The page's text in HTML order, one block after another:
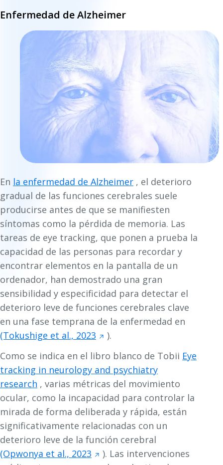
Enfermedad de Alzheimer
En la enfermedad de Alzheimer , el deterioro
gradual de las funciones cerebrales suele
producirse antes de que se manifiesten
síntomas como la pérdida de memoria. Las
tareas de eye tracking, que ponen a prueba la
capacidad de las personas para recordar y
encontrar elementos en la pantalla de un
ordenador, han demostrado una gran
sensibilidad y especificidad para detectar el
deterioro leve de funciones cerebrales clave
en una fase temprana de la enfermedad en
(Tokushige et al., 2023
).
Como se indica en el libro blanco de Tobii Eye
tracking in neurology and psychiatry
research , varias métricas del movimiento
ocular, como la incapacidad para controlar la
mirada de forma deliberada y rápida, están
significativamente relacionadas con un
deterioro leve de la función cerebral
(Opwonya et al., 2023
). Las intervenciones